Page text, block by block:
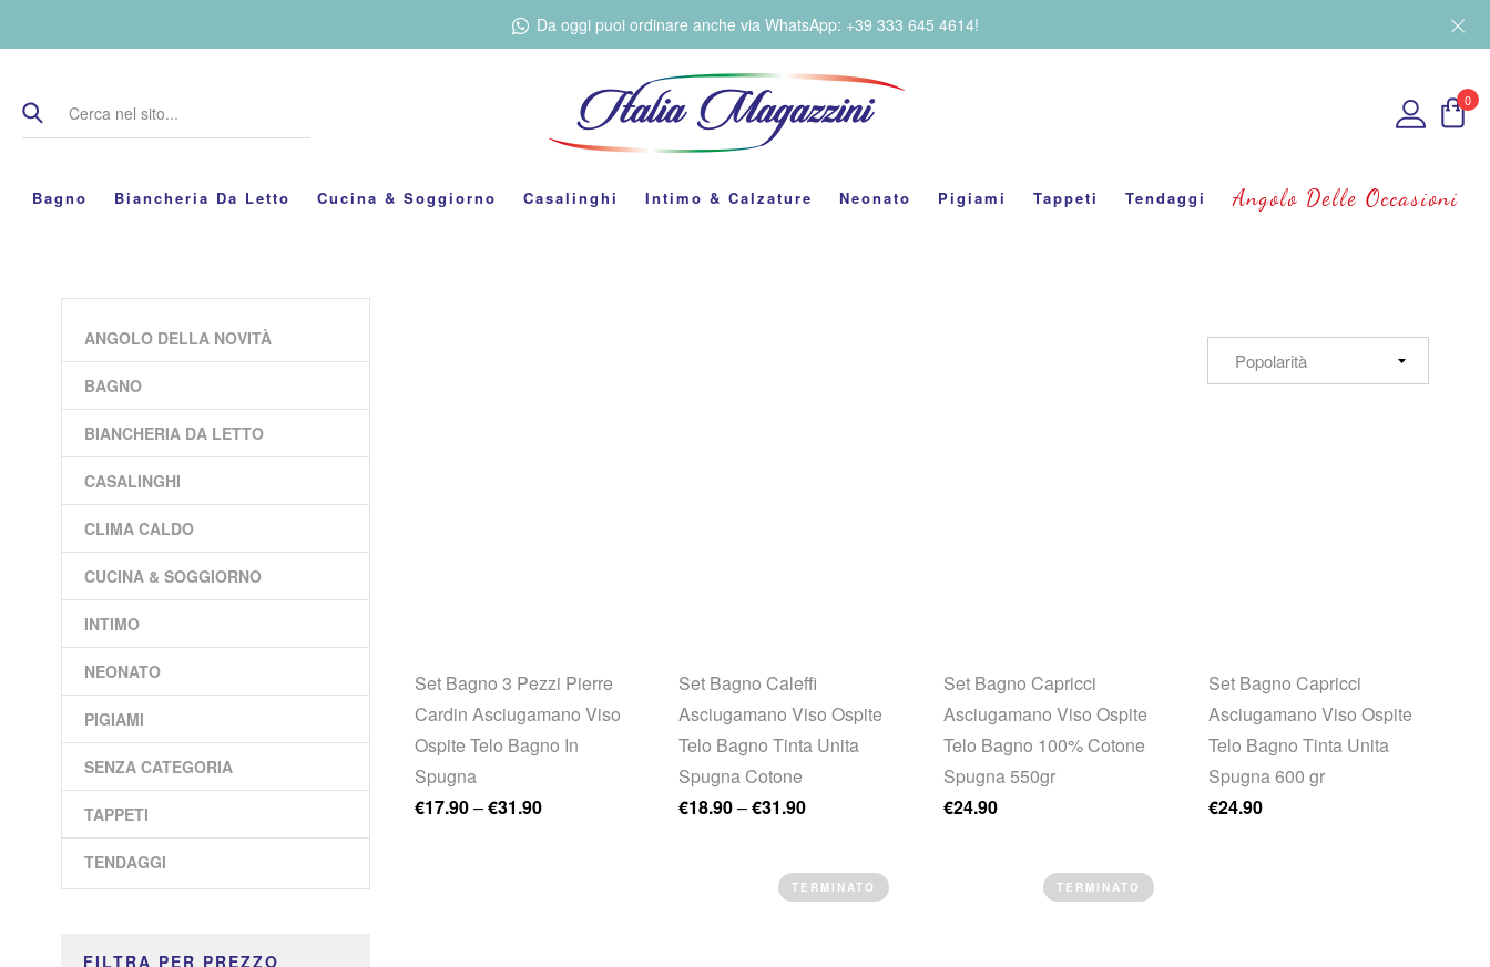
Da oggi puoi ordinare anche via WhatsApp: +39 333 645 4614!
0
Bagno Biancheria Da Letto Cucina & Soggiorno Casalinghi Intimo & Calzature Neonato Pigiami Tappeti Tendaggi Angolo Delle Occasioni
Set Bagno 3 Pezzi Pierre
Cardin Asciugamano Viso
Ospite Telo Bagno In
Spugna
€17.90–€31.90
Set Bagno Caleffi
Asciugamano Viso Ospite
Telo Bagno Tinta Unita
Spugna Cotone
€18.90–€31.90
Set Bagno Capricci
Asciugamano Viso Ospite
Telo Bagno 100% Cotone
Spugna 550gr
€24.90
Set Bagno Capricci
Asciugamano Viso Ospite
Telo Bagno Tinta Unita
Spugna 600 gr
€24.90
TERMINATO TERMINATO
ANGOLO DELLA NOVITÀ
BAGNO
BIANCHERIA DA LETTO
CASALINGHI
CLIMA CALDO
CUCINA & SOGGIORNO
INTIMO
NEONATO
PIGIAMI
SENZA CATEGORIA
TAPPETI
TENDAGGI
FILTRA PER PREZZO